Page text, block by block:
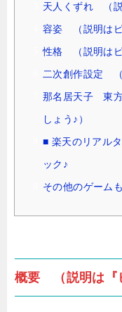
天人くずれ （説
容姿 （説明はピ
性格 （説明はピ
二次創作設定 （
那名居天子 東方
しょう♪）
■ 楽天のリアル
ック♪
その他のゲーム
概要 （説明は『